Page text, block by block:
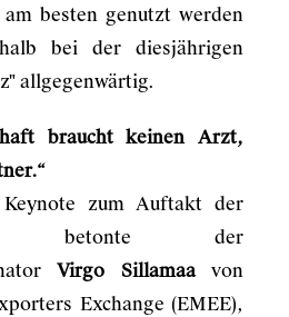
besten genutzt werden
bei der diesjährigen
allgegenwärtig.
braucht keinen Arzt,
zum Auftakt der
betonte der
Virgo Sillamaavon
Exchange (EMEE),